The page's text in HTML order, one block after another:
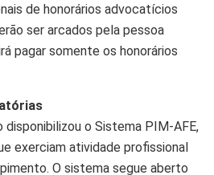
de honorários advocatícios
ser arcados pela pessoa
pagar somente os honorários
disponibilizou o Sistema PIM-AFE,
exerciam atividade profissional
O sistema segue aberto